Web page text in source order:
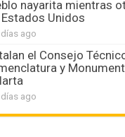
nayarita mientras
Unidos
ago
el Consejo
y
ago